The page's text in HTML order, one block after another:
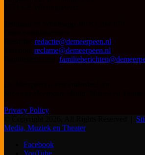
redactie@demeerpeen.nl
reclame@demeerpeen.nl
Privacy Policy
Media, Muziek en Theater
Facebook
YouTube